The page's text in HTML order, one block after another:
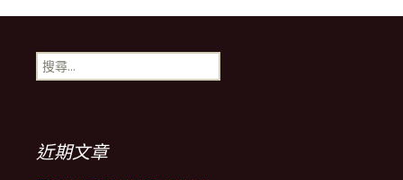
導
覽
列
搜
尋
近期文章